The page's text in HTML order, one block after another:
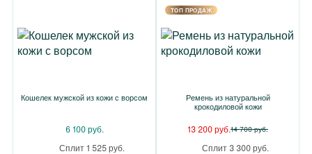
Кошелек мужской из кожи с ворсом
6 100 руб.
Сплит 1 525 руб.
TOП ПРОДАЖ
Ремень из натуральной
крокодиловой кожи
13 200 руб.14 700 руб.
Сплит 3 300 руб.